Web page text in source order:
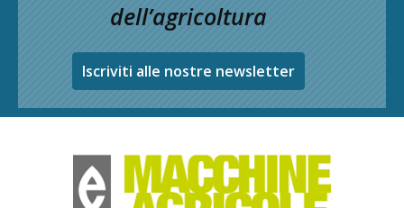
dell’agricoltura
Iscriviti alle nostre newsletter